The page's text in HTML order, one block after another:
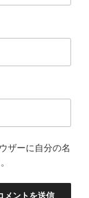
ザーに自分の名